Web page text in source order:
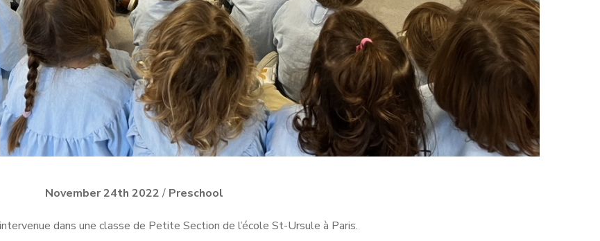
November 24th 2022 / Preschool
dans une classe de Petite Section de l’école St-Ursule à Paris.